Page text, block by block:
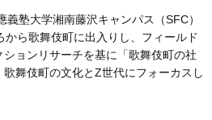
義塾大学湘南藤沢キャンパス（SFC）
から歌舞伎町に出入りし、フィールド
ョンリサーチを基に「歌舞伎町の社
舞伎町の文化とZ世代にフォーカスし